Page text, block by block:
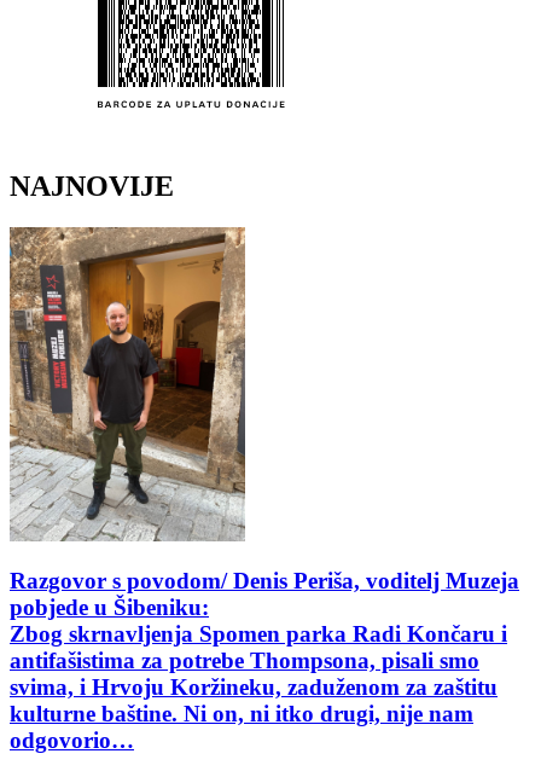
NAJNOVIJE
Razgovor s povodom/ Denis Periša, voditelj Muzeja
pobjede u Šibeniku:
Zbog skrnavljenja Spomen parka Radi Končaru i
antifašistima za potrebe Thompsona, pisali smo
svima, i Hrvoju Koržineku, zaduženom za zaštitu
kulturne baštine. Ni on, ni itko drugi, nije nam
odgovorio…